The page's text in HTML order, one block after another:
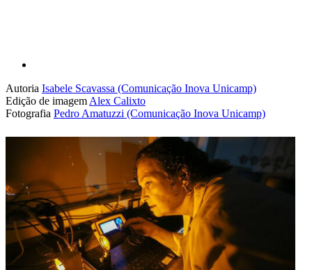
Autoria Isabele Scavassa (Comunicação Inova Unicamp)
Edição de imagem Alex Calixto
Fotografia Pedro Amatuzzi (Comunicação Inova Unicamp)